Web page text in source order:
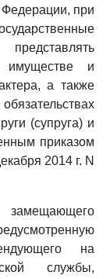
при
и
а также
(супруга) и
приказом
2014 г. N
на
службы,